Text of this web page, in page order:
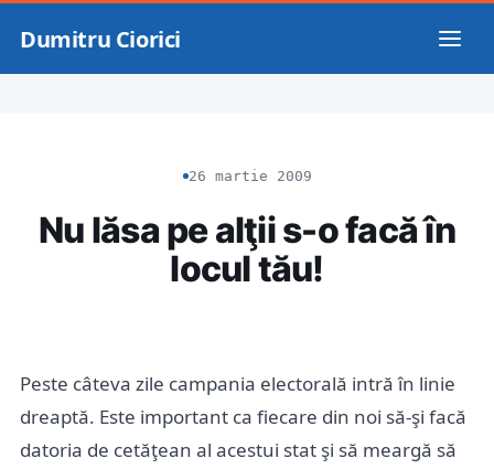
Dumitru Ciorici
26 martie 2009
Nu lăsa pe alţii s-o facă în
locul tău!
Peste câteva zile campania electorală intră în linie
dreaptă. Este important ca fiecare din noi să-şi facă
datoria de cetăţean al acestui stat şi să meargă să